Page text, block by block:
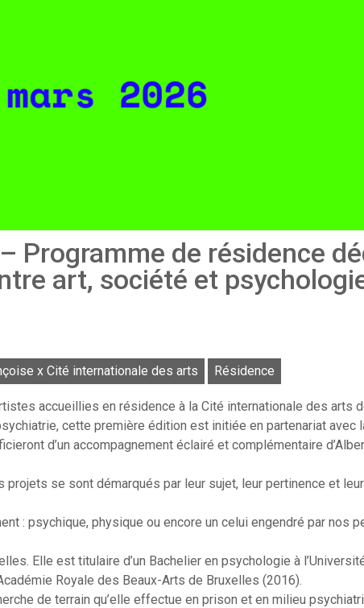
Programme de résidence
art, société et
x Cité internationale des arts Résidence
accueillies en résidence à la Cité internationale des arts
cette première édition est initiée en partenariat avec
d’un accompagnement éclairé et complémentaire
se sont démarqués par leur sujet, leur pertinence et
: psychique, physique ou encore un celui engendré par nos
Elle est titulaire d’un Bachelier en psychologie à
Royale des Beaux-Arts de Bruxelles (2016).
de terrain qu’elle effectue en prison et en milieu